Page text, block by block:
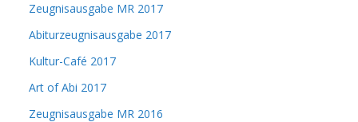
Zeugnisausgabe MR 2017
Abiturzeugnisausgabe 2017
Kultur-Café 2017
Art of Abi 2017
Zeugnisausgabe MR 2016